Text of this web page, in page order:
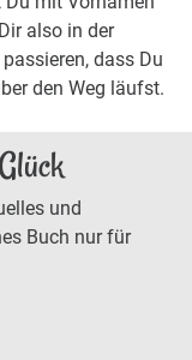
also in der
dass Du
den Weg läufst.
und
Buch nur für